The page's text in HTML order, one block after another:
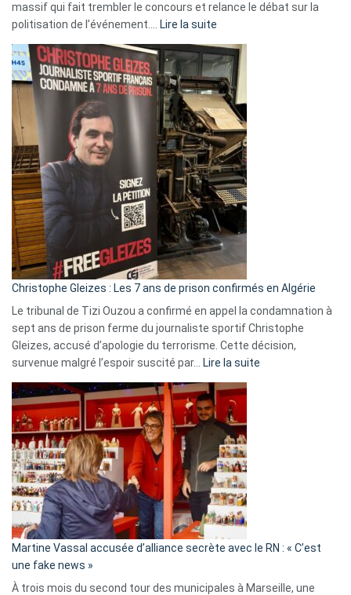
massif qui fait trembler le concours et relance le débat sur la
politisation de l’événement.… Lire la suite
Eurovision
2026
:
Pays-
Bas,
Espagne,
Irlande
et
Slovénie
rejettent
la
présence
d’Israël
Christophe Gleizes : Les 7 ans de prison confirmés en Algérie
Le tribunal de Tizi Ouzou a confirmé en appel la condamnation à
sept ans de prison ferme du journaliste sportif Christophe
Gleizes, accusé d’apologie du terrorisme. Cette décision,
survenue malgré l’espoir suscité par… Lire la suite
Algérie
Martine Vassal accusée d’alliance secrète avec le RN : « C’est
une fake news »
À trois mois du second tour des municipales à Marseille, une